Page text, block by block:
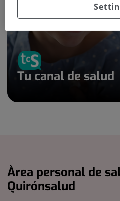
Tu canal de salud
Àrea personal de
Quirónsalud